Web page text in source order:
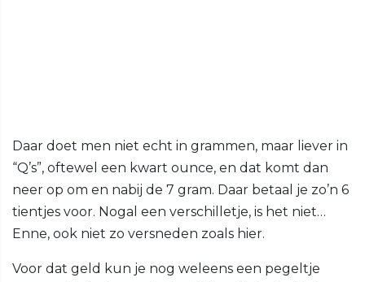
Daar doet men niet echt in grammen, maar liever in
“Q’s”, oftewel een kwart ounce, en dat komt dan
neer op om en nabij de 7 gram. Daar betaal je zo’n 6
tientjes voor. Nogal een verschilletje, is het niet…
Enne, ook niet zo versneden zoals hier.
Voor dat geld kun je nog weleens een pegeltje